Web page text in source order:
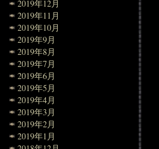
2019年12月
2019年11月
2019年10月
2019年9月
2019年8月
2019年7月
2019年6月
2019年5月
2019年4月
2019年3月
2019年2月
2019年1月